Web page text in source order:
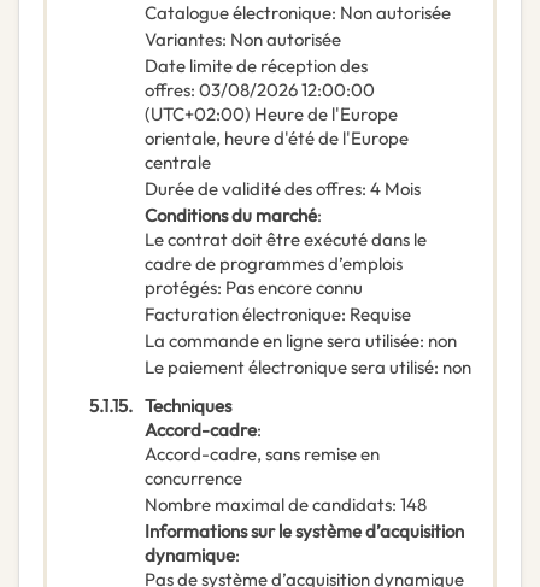
Catalogue électronique: Non autorisée
Variantes: Non autorisée
Date limite de réception des
offres: 03/08/202612:00:00
(UTC+02:00) Heure de l'Europe
orientale, heure d'été de l'Europe
centrale
Durée de validité des offres: 4 Mois
Conditions du marché:
Le contrat doit être exécuté dans le
cadre de programmes d’emplois
protégés: Pas encore connu
Facturation électronique: Requise
La commande en ligne sera utilisée: non
Le paiement électronique sera utilisé: non
5.1.15. Techniques
Accord-cadre:
Accord-cadre, sans remise en
concurrence
Nombre maximal de candidats: 148
Informations sur le système d’acquisition
dynamique:
Pas de système d’acquisition dynamique